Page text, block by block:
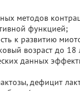
методов
функцией;
к развитию
возраст до 18
данных
дефицит